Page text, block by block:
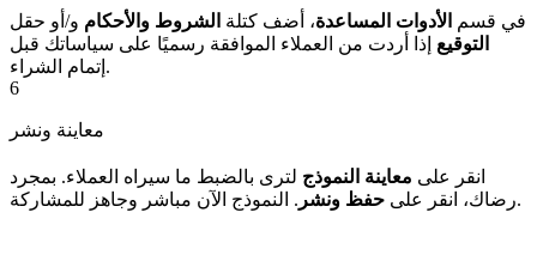
في قسم الأدوات المساعدة، أضف كتلة الشروط والأحكام و/أو حقل
التوقيع إذا أردت من العملاء الموافقة رسميًا على سياساتك قبل
إتمام الشراء.
6
معاينة ونشر
انقر على معاينة النموذج لترى بالضبط ما سيراه العملاء. بمجرد
رضاك، انقر على حفظ ونشر . النموذج الآن مباشر وجاهز للمشاركة.